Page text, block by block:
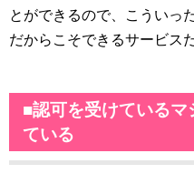
とができるので、こういっ
だからこそできるサービス
■認可を受けている
ている